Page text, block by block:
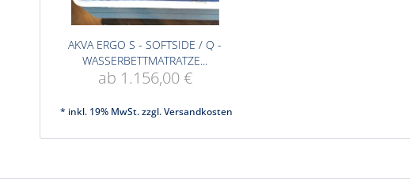
AKVA ERGO S - SOFTSIDE / Q -
WASSERBETTMATRATZE...
ab 1.156,00 €
* inkl. 19% MwSt. zzgl.Versandkosten